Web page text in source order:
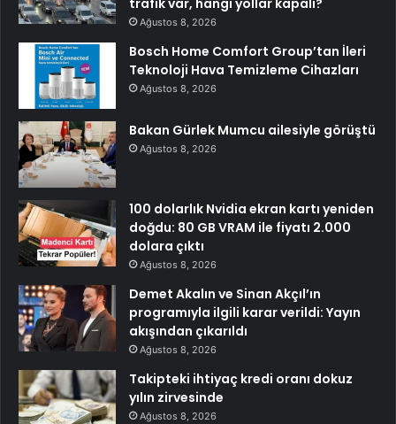
trafik var, hangi yollar kapalı?
Ağustos 8, 2026
Bosch Home Comfort Group’tan İleri
Teknoloji Hava Temizleme Cihazları
Ağustos 8, 2026
Bakan Gürlek Mumcu ailesiyle görüştü
Ağustos 8, 2026
100 dolarlık Nvidia ekran kartı yeniden
doğdu: 80 GB VRAM ile fiyatı 2.000
dolara çıktı
Ağustos 8, 2026
Demet Akalın ve Sinan Akçıl’ın
programıyla ilgili karar verildi: Yayın
akışından çıkarıldı
Ağustos 8, 2026
Takipteki ihtiyaç kredi oranı dokuz
yılın zirvesinde
Ağustos 8, 2026